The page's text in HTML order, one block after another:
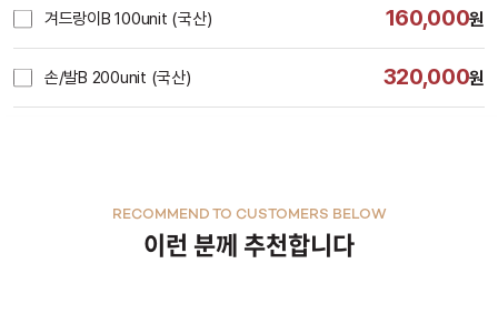
겨드랑이B 100unit (국산) 160,000원
손/발B 200unit (국산) 320,000원
이런 분께 추천합니다
RECOMMEND TO CUSTOMERS BELOW